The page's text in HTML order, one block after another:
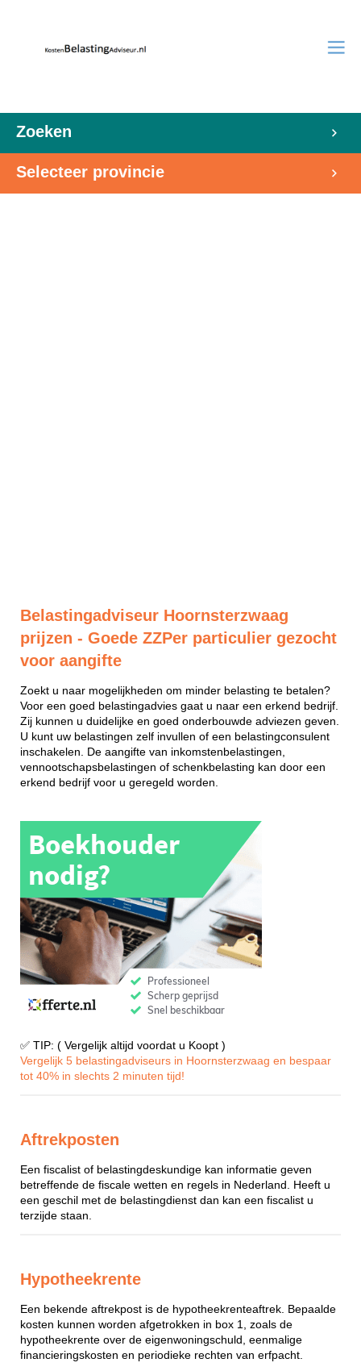
Zoeken
Selecteer provincie
Belastingadviseur Hoornsterzwaag
prijzen - Goede ZZPer particulier gezocht
voor aangifte
Zoekt u naar mogelijkheden om minder belasting te betalen?
Voor een goed belastingadvies gaat u naar een erkend bedrijf.
Zij kunnen u duidelijke en goed onderbouwde adviezen geven.
U kunt uw belastingen zelf invullen of een belastingconsulent
inschakelen. De aangifte van inkomstenbelastingen,
vennootschapsbelastingen of schenkbelasting kan door een
erkend bedrijf voor u geregeld worden.
✅ TIP: ( Vergelijk altijd voordat u Koopt )
Vergelijk 5 belastingadviseurs in Hoornsterzwaag en bespaar
tot 40% in slechts 2 minuten tijd!
Aftrekposten
Een fiscalist of belastingdeskundige kan informatie geven
betreffende de fiscale wetten en regels in Nederland. Heeft u
een geschil met de belastingdienst dan kan een fiscalist u
terzijde staan.
Hypotheekrente
Een bekende aftrekpost is de hypotheekrenteaftrek. Bepaalde
kosten kunnen worden afgetrokken in box 1, zoals de
hypotheekrente over de eigenwoningschuld, eenmalige
financieringskosten en periodieke rechten van erfpacht.